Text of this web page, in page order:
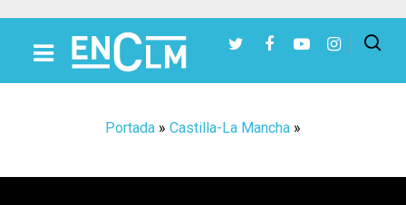
Portada » Castilla-La Mancha »